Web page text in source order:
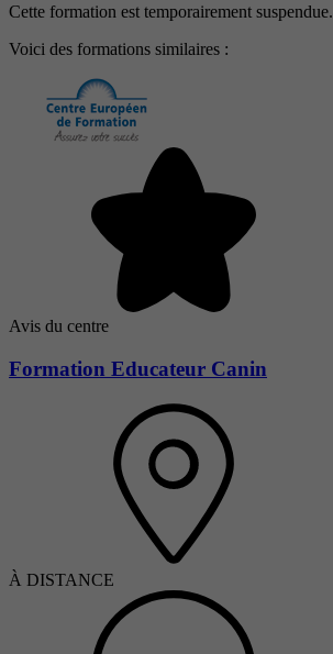
Cette formation est temporairement suspendue.
Voici des formations similaires :
Avis du centre
Formation Educateur Canin
À DISTANCE